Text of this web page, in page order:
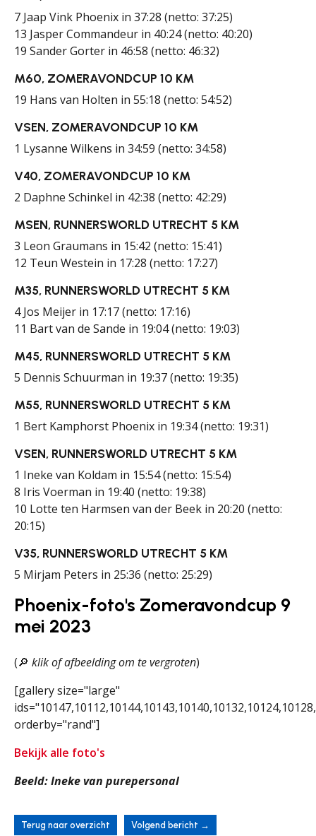
7 Jaap Vink Phoenix in 37:28 (netto: 37:25)
13 Jasper Commandeur in 40:24 (netto: 40:20)
19 Sander Gorter in 46:58 (netto: 46:32)
M60, ZOMERAVONDCUP 10 KM
19 Hans van Holten in 55:18 (netto: 54:52)
VSEN, ZOMERAVONDCUP 10 KM
1 Lysanne Wilkens in 34:59 (netto: 34:58)
V40, ZOMERAVONDCUP 10 KM
2 Daphne Schinkel in 42:38 (netto: 42:29)
MSEN, RUNNERSWORLD UTRECHT 5 KM
3 Leon Graumans in 15:42 (netto: 15:41)
12 Teun Westein in 17:28 (netto: 17:27)
M35, RUNNERSWORLD UTRECHT 5 KM
4 Jos Meijer in 17:17 (netto: 17:16)
11 Bart van de Sande in 19:04 (netto: 19:03)
M45, RUNNERSWORLD UTRECHT 5 KM
5 Dennis Schuurman in 19:37 (netto: 19:35)
M55, RUNNERSWORLD UTRECHT 5 KM
1 Bert Kamphorst Phoenix in 19:34 (netto: 19:31)
VSEN, RUNNERSWORLD UTRECHT 5 KM
1 Ineke van Koldam in 15:54 (netto: 15:54)
8 Iris Voerman in 19:40 (netto: 19:38)
10 Lotte ten Harmsen van der Beek in 20:20 (netto:
20:15)
V35, RUNNERSWORLD UTRECHT 5 KM
5 Mirjam Peters in 25:36 (netto: 25:29)
Phoenix-foto's Zomeravondcup 9
mei 2023
(🔎 klik of afbeelding om te vergroten)
[gallery size="large"
orderby="rand"]
Bekijk alle foto's
Beeld: Ineke van purepersonal
Terug naar overzicht Volgend bericht →